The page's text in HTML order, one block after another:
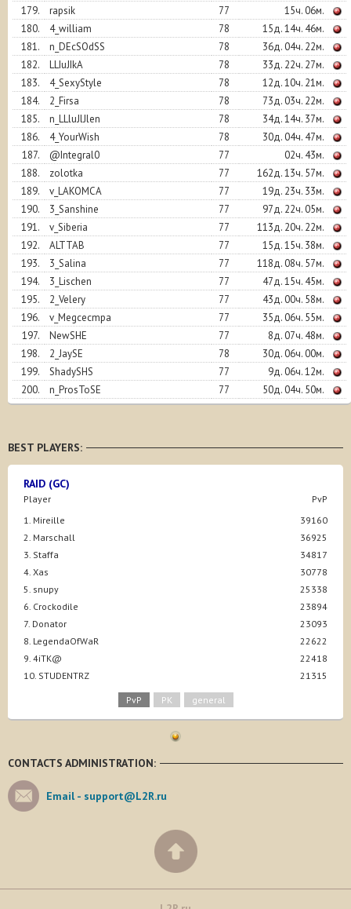
179.
rapsik 77
15ч. 06м.
180.
4_william 78
15д. 14ч. 46м.
181.
n_DEcSOdSS 78
36д. 04ч. 22м.
182.
LLIuJIkA 78
33д. 22ч. 27м.
183.
4_SexyStyle 78
12д. 10ч. 21м.
184.
2_Firsa 78
73д. 03ч. 22м.
185.
n_LLluJlJlen 78
34д. 14ч. 37м.
186.
4_YourWish 78
30д. 04ч. 47м.
187.
@Integral0 77
02ч. 43м.
188.
zolotka 77
162д. 13ч. 57м.
189.
v_LAKOMCA 77
19д. 23ч. 33м.
190.
3_Sanshine 77
97д. 22ч. 05м.
191.
v_Siberia 77
113д. 20ч. 22м.
192.
ALTTAB 77
15д. 15ч. 38м.
193.
3_Salina 77
118д. 08ч. 57м.
194.
3_Lischen 77
47д. 15ч. 45м.
195.
2_Velery 77
43д. 00ч. 58м.
196.
v_Megcecmpa 77
35д. 06ч. 55м.
197.
NewSHE 77
8д. 07ч. 48м.
198.
2_JaySE 78
30д. 06ч. 00м.
199.
ShadySHS 77
9д. 06ч. 12м.
200.
n_ProsToSE 77 50д. 04ч. 50м.
BEST PLAYERS:
RAID (GC)
Player
PvP
1. Mireille
39160
2. Marschall
36925
3. Staffa
34817
4. Xas
30778
5. snupy
25338
6. Crockodile
23894
7. Donator
23093
8. LegendaOfWaR
22622
9. 4iTK@
22418
10. STUDENTRZ
21315
PvP PK general
CONTACTS ADMINISTRATION:
Email - support@L2R.ru